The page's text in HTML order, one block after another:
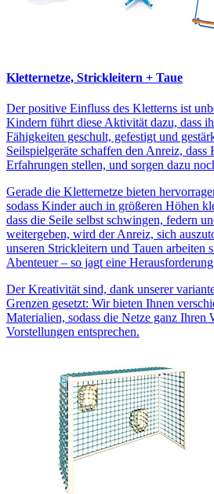
Kletternetze, Strickleitern + Taue
Der positive Einfluss des Kletterns ist
Kindern führt diese Aktivität dazu, dass
Fähigkeiten geschult, gefestigt und
Seilspielgeräte schaffen den Anreiz, dass
Erfahrungen stellen, und sorgen dazu
Gerade die Kletternetze bieten
sodass Kinder auch in größeren Höhen
dass die Seile selbst schwingen, federn
weitergeben, wird der Anreiz, sich
unseren Strickleitern und Tauen arbeiten
Abenteuer – so jagt eine
Der Kreativität sind, dank unserer
Grenzen gesetzt: Wir bieten Ihnen
Materialien, sodass die Netze ganz Ihren
Vorstellungen entsprechen.